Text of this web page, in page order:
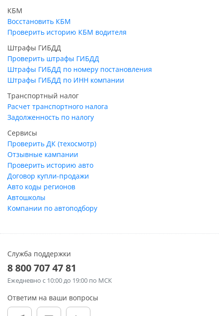
КБМ
Восстановить КБМ
Проверить историю КБМ водителя
Штрафы ГИБДД
Проверить штрафы ГИБДД
Штрафы ГИБДД по номеру постановления
Штрафы ГИБДД по ИНН компании
Транспортный налог
Расчет транспортного налога
Задолженность по налогу
Сервисы
Проверить ДК (техосмотр)
Отзывные кампании
Проверить историю авто
Договор купли-продажи
Авто коды регионов
Автошколы
Компании по автоподбору
Служба поддержки
8 800 707 47 81
Ежедневно с 10:00 до 19:00 по МСК
Ответим на ваши вопросы